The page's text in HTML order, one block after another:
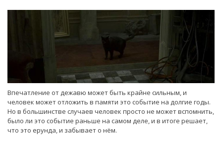
Впечатление от дежавю может быть крайне сильным, и
человек может отложить в памяти это событие на долгие годы.
Но в большинстве случаев человек просто не может вспомнить,
было ли это событие раньше на самом деле, и в итоге решает,
что это ерунда, и забывает о нём.